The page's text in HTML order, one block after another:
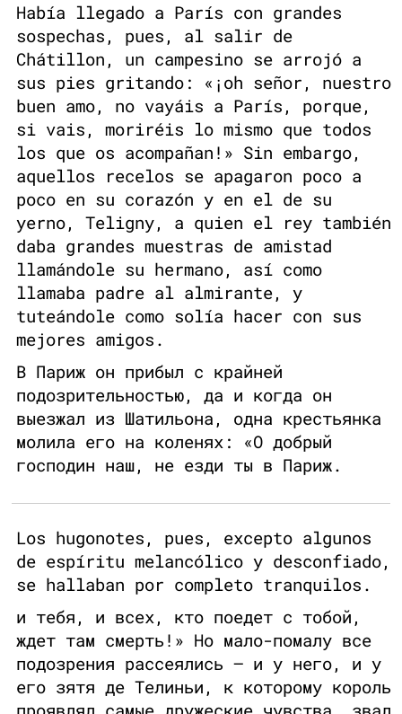
Había llegado a París con grandes
sospechas, pues, al salir de
Chátillon, un campesino se arrojó a
sus pies gritando: «¡oh señor, nuestro
buen amo, no vayáis a París, porque,
si vais, moriréis lo mismo que todos
los que os acompañan!» Sin embargo,
aquellos recelos se apagaron poco a
poco en su corazón y en el de su
yerno, Teligny, a quien el rey también
daba grandes muestras de amistad
llamándole su hermano, así como
llamaba padre al almirante, y
tuteándole como solía hacer con sus
mejores amigos.
В Париж он прибыл с крайней
подозрительностью, да и когда он
выезжал из Шатильона, одна крестьянка
молила его на коленях: «О добрый
господин наш, не езди ты в Париж.
Los hugonotes, pues, excepto algunos
de espíritu melancólico y desconfiado,
se hallaban por completo tranquilos.
и тебя, и всех, кто поедет с тобой,
ждет там смерть!» Но мало-помалу все
подозрения рассеялись — и у него, и у
его зятя де Телиньи, к которому король